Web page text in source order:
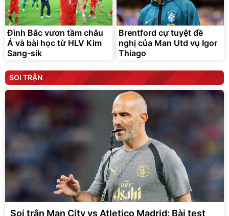
Đình Bắc vươn tầm châu
Á và bài học từ HLV Kim
Sang-sik
Brentford cự tuyệt đề
nghị của Man Utd vụ Igor
Thiago
SOI TRẬN
Soi trận Man City vs Atletico Madrid: Bài test